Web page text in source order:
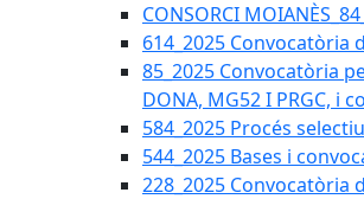
CONSORCI
614_2025
85_2025 Convocatòria
DONA, MG52 I PRGC, i
584_2025 Procés
544_2025 Bases i
228_2025